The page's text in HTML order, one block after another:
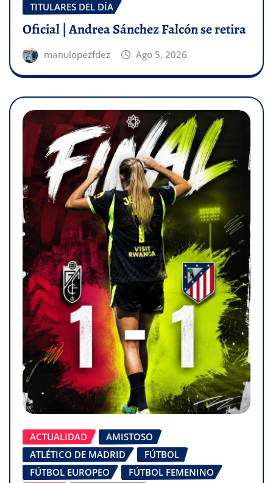
TITULARES DEL DÍA
Oficial | Andrea Sánchez Falcón se retira
manulopezfdez Ago 5, 2026
ACTUALIDAD
AMISTOSO
ATLÉTICO DE MADRID
FÚTBOL
FÚTBOL EUROPEO
FÚTBOL FEMENINO